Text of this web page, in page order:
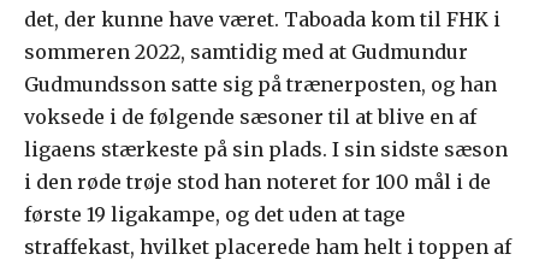
det, der kunne have været. Taboada kom til FHK i
sommeren 2022, samtidig med at Gudmundur
Gudmundsson satte sig på trænerposten, og han
voksede i de følgende sæsoner til at blive en af
ligaens stærkeste på sin plads. I sin sidste sæson
i den røde trøje stod han noteret for 100 mål i de
første 19 ligakampe, og det uden at tage
straffekast, hvilket placerede ham helt i toppen af